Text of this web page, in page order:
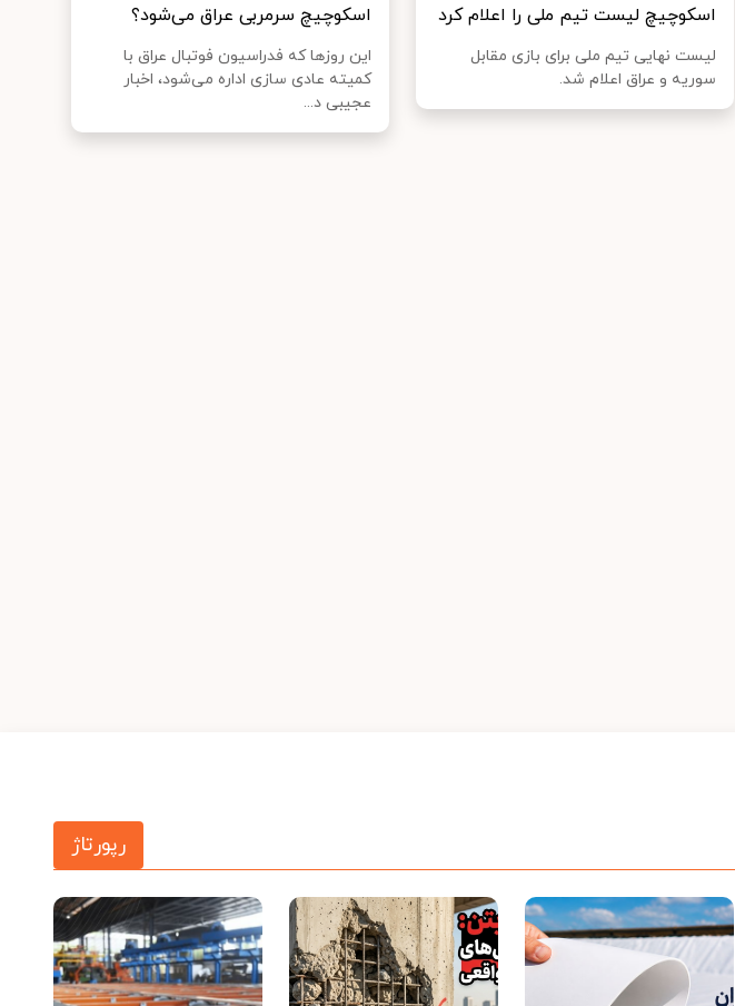
اسکوچیچ لیست تیم ملی را اعلام کرد
لیست نهایی تیم ملی برای بازی مقابل
سوریه و عراق اعلام شد.
اسکوچیچ سرمربی عراق می‌شود؟
این روزها که فدراسیون فوتبال عراق با
کمیته عادی سازی اداره می‌شود، اخبار
عجیبی د...
رپورتاژ